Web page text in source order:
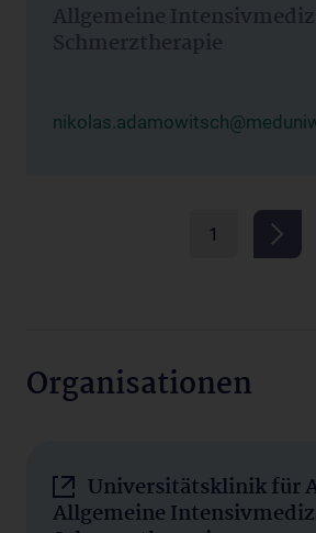
Allgemeine
Schmerztherapie
1
Organisationen
Universitätsklinik für
Allgemeine